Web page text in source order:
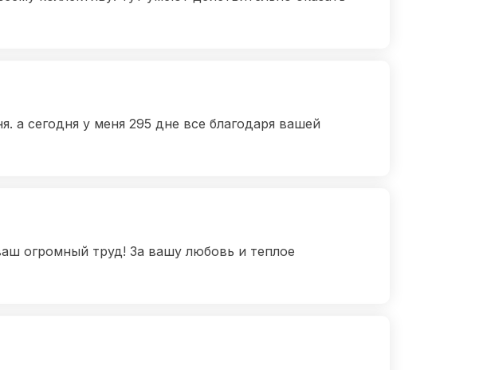
а сегодня у меня 295 дне все благодаря вашей
огромный труд! За вашу любовь и теплое